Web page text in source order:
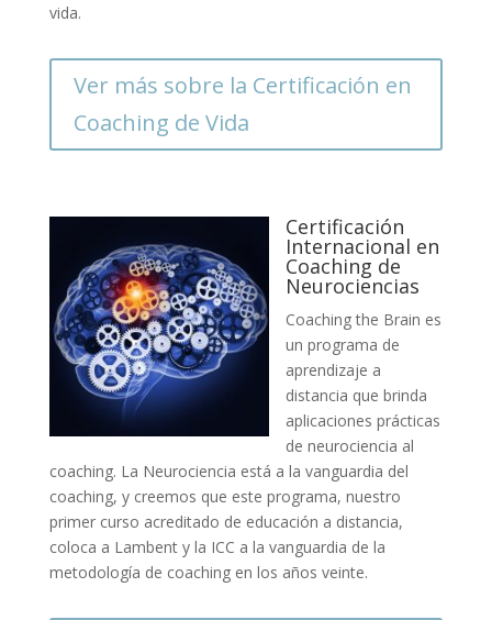
vida.
Ver más sobre la Certificación en
Coaching de Vida
Certificación
Internacional en
Coaching de
Neurociencias
Coaching the Brain es
un programa de
aprendizaje a
distancia que brinda
aplicaciones prácticas
de neurociencia al
coaching. La Neurociencia está a la vanguardia del
coaching, y creemos que este programa, nuestro
primer curso acreditado de educación a distancia,
coloca a Lambent y la ICC a la vanguardia de la
metodología de coaching en los años veinte.